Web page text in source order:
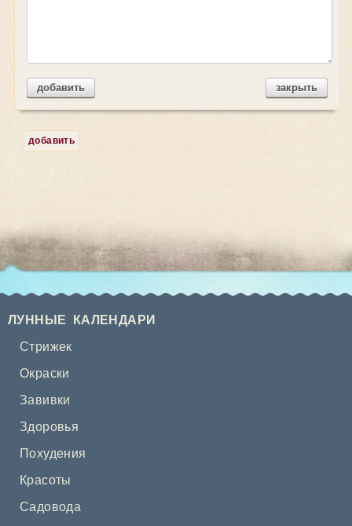
добавить закрыть
добавить
ЛУННЫЕ КАЛЕНДАРИ
Стрижек
Окраски
Завивки
Здоровья
Похудения
Красоты
Садовода